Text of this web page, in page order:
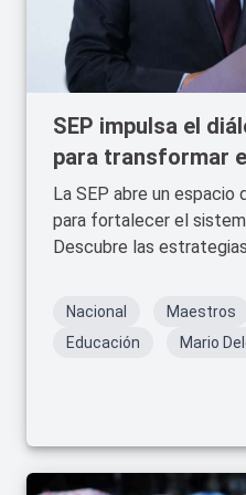
SEP impulsa el
para transformar
La SEP abre un
para fortalecer el
Descubre las
Nacional Maestros
Educación
Mario